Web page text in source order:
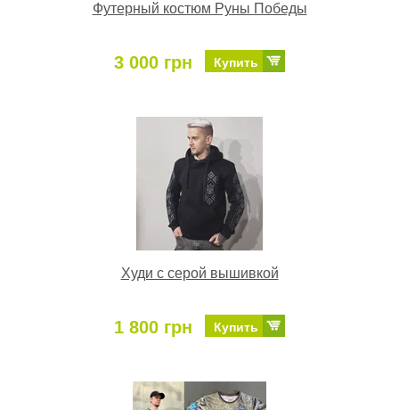
Футерный костюм Руны Победы
3 000 грн Купить
Худи с серой вышивкой
1 800 грн Купить